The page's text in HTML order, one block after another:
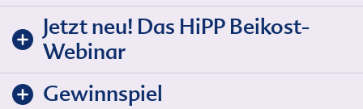
Jetzt neu! Das HiPP Beikost-
Webinar
Gewinnspiel